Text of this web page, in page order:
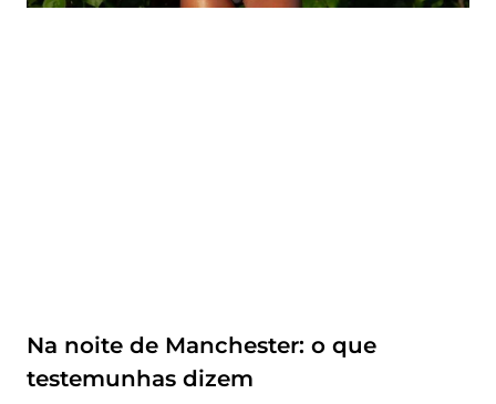
Na noite de Manchester: o que
testemunhas dizem